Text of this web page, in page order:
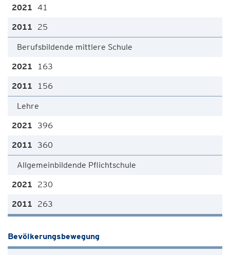
41
25
Berufsbildende mittlere Schule
163
156
Lehre
396
360
Allgemeinbildende Pflichtschule
230
263
Bevölkerungsbewegung